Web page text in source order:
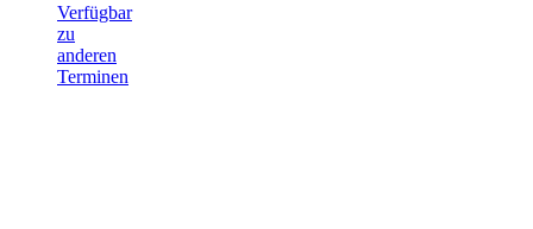
Verfügbar
zu
anderen
Terminen